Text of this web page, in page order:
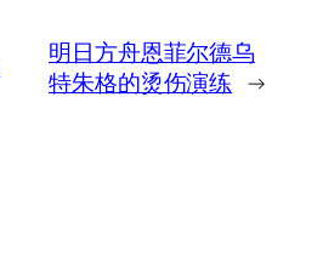
明日方舟恩菲尔德乌
特朱格的烫伤演练 →